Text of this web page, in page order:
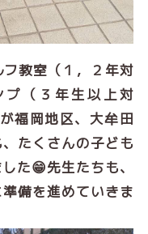
教室（１，２年対
（３年生以上対
福岡地区、大牟田
たくさんの子ども
た😁先生たちも、
備を進めていきま